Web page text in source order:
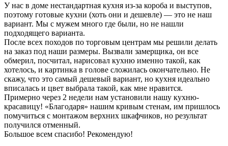
У нас в доме нестандартная кухня из-за короба и выступов,
поэтому готовые кухни (хоть они и дешевле) — это не наш
вариант. Мы с мужем много где были, но не нашли
подходящего варианта.
После всех походов по торговым центрам мы решили делать
на заказ под наши размеры. Вызвали замерщика, он все
обмерил, посчитал, нарисовал кухню именно такой, как
хотелось, и картинка в голове сложилась окончательно. Не
скажу, что это самый дешевый вариант, но кухня идеально
вписалась и цвет выбрала такой, как мне нравится.
Примерно через 2 недели нам установили нашу кухню-
красавицу! «Благодаря» нашим кривым стенам, им пришлось
помучиться с монтажом верхних шкафчиков, но результат
получился отменный.
Большое всем спасибо! Рекомендую!